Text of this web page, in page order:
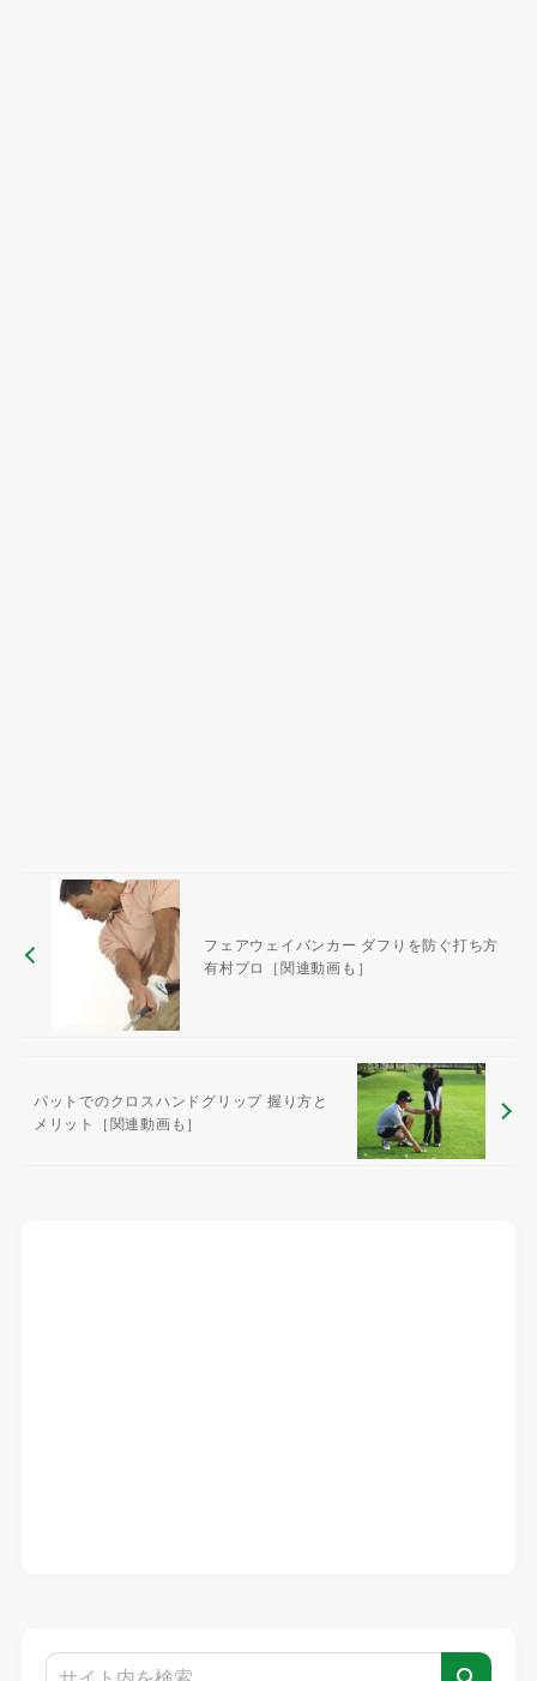
フェアウェイバンカー ダフりを防ぐ打ち方
有村プロ［関連動画も］
パットでのクロスハンドグリップ 握り方と
メリット［関連動画も］